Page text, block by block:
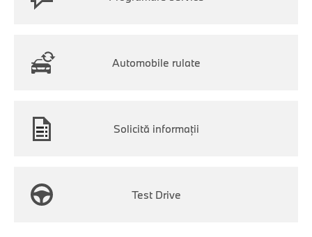
Automobile rulate
Solicită informaţii
Test Drive